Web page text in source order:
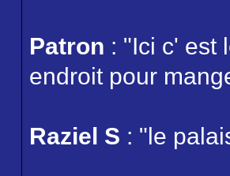
Patron : "Ici c' est
endroit pour
Raziel S : "le